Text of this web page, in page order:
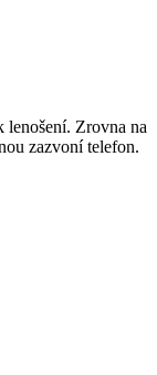
lenošení. Zrovna na
zazvoní telefon.